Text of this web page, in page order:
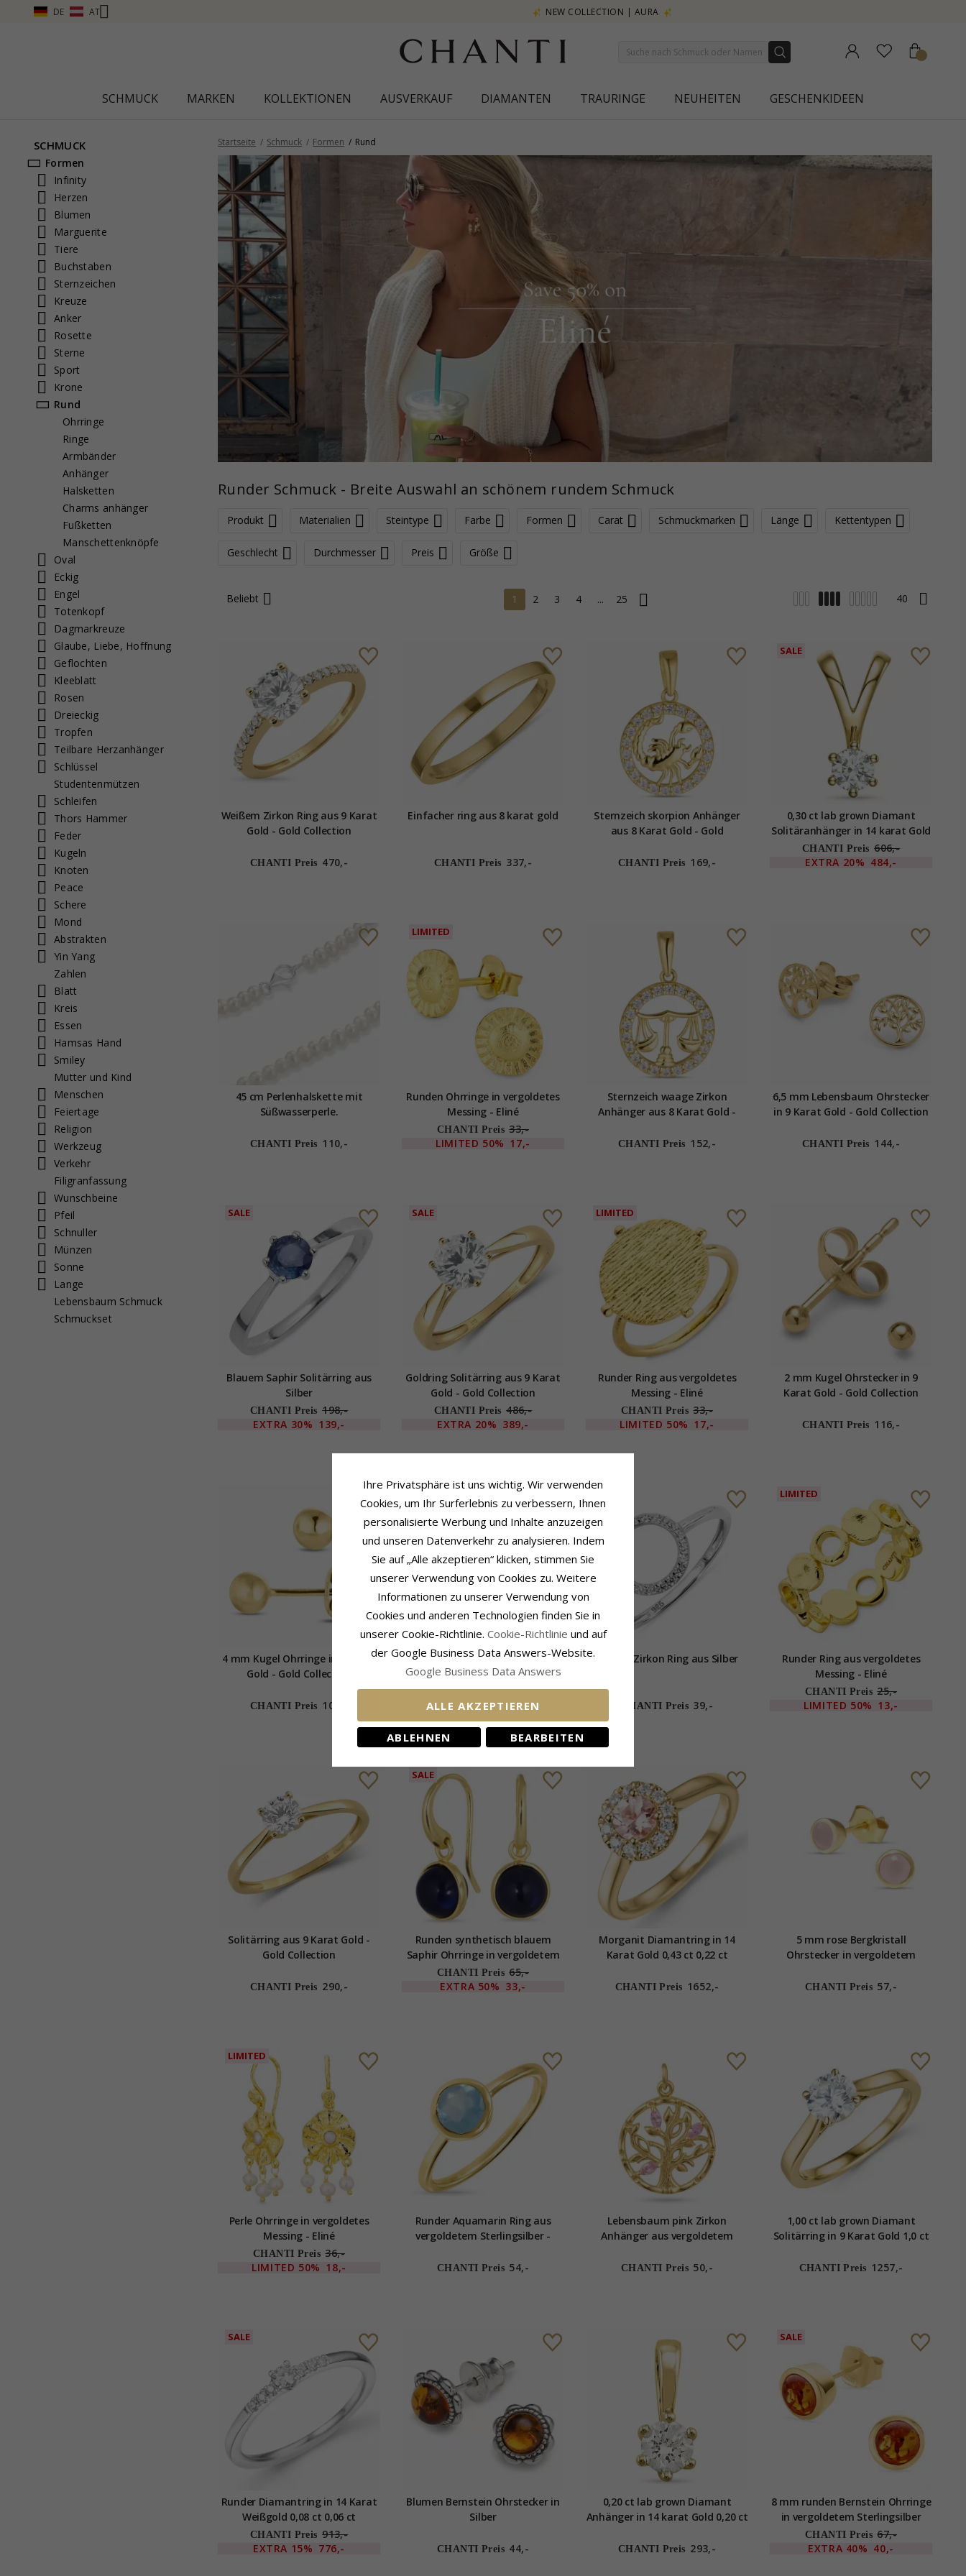
DE AT NEW COLLECTION | AURA
SCHMUCK MARKEN KOLLEKTIONEN AUSVERKAUF DIAMANTEN TRAURINGE NEUHEITEN GESCHENKIDEEN
SCHMUCK
Formen
Infinity
Herzen
Blumen
Marguerite
Tiere
Buchstaben
Sternzeichen
Kreuze
Anker
Rosette
Sterne
Sport
Krone
Rund
Ohrringe
Ringe
Armbänder
Anhänger
Halsketten
Charms anhänger
Fußketten
Manschettenknöpfe
Oval
Eckig
Engel
Totenkopf
Dagmarkreuze
Glaube, Liebe, Hoffnung
Geflochten
Kleeblatt
Rosen
Dreieckig
Tropfen
Teilbare Herzanhänger
Schlüssel
Studentenmützen
Schleifen
Thors Hammer
Feder
Kugeln
Knoten
Peace
Schere
Mond
Abstrakten
Yin Yang
Zahlen
Blatt
Kreis
Essen
Hamsas Hand
Smiley
Mutter und Kind
Menschen
Feiertage
Religion
Werkzeug
Verkehr
Filigranfassung
Wunschbeine
Pfeil
Schnuller
Münzen
Sonne
Lange
Lebensbaum Schmuck
Schmuckset
Startseite Schmuck Formen Rund
Runder Schmuck - Breite Auswahl an schönem rundem Schmuck
Produkt Materialien Steintype Farbe Formen Carat Schmuckmarken Länge Kettentypen
Geschlecht Durchmesser Preis Größe
Beliebt 1 2 3 4 ... 25
Weißem Zirkon Ring aus 9 Karat
Gold - Gold Collection
CHANTI Preis 470,-
Einfacher ring aus 8 karat gold
CHANTI Preis 337,-
Sternzeich skorpion Anhänger
aus 8 Karat Gold - Gold
CHANTI Preis 169,-
SALE
0,30 ct lab grown Diamant
Solitäranhänger in 14 karat Gold
0,30 ct
CHANTI Preis 606,-
EXTRA 20% 484,-
45 cm Perlenhalskette mit
Süßwasserperle.
CHANTI Preis 110,-
LIMITED
Runden Ohrringe in vergoldetes
Messing - Eliné
CHANTI Preis 33,-
LIMITED 50% 17,-
Sternzeich waage Zirkon
Anhänger aus 8 Karat Gold -
CHANTI Preis 152,-
6,5 mm Lebensbaum Ohrstecker
in 9 Karat Gold - Gold Collection
CHANTI Preis 144,-
SALE
Blauem Saphir Solitärring aus
Silber
CHANTI Preis 198,-
EXTRA 30% 139,-
SALE
Goldring Solitärring aus 9 Karat
Gold - Gold Collection
CHANTI Preis 486,-
EXTRA 20% 389,-
LIMITED
Runder Ring aus vergoldetes
Messing - Eliné
CHANTI Preis 33,-
LIMITED 50% 17,-
2 mm Kugel Ohrstecker in 9
Karat Gold - Gold Collection
CHANTI Preis 116,-
4 mm Kugel Ohrringe in 9 Karat
Gold - Gold Collection
CHANTI Preis 108,-
LIMITED
Ohrringe in vergoldetes Messing
- Eliné
CHANTI Preis 39,-
LIMITED 70% 12,-
Runder Zirkon Ring aus Silber
CHANTI Preis 39,-
LIMITED
Runder Ring aus vergoldetes
Messing - Eliné
CHANTI Preis 25,-
LIMITED 50% 13,-
Solitärring aus 9 Karat Gold -
Gold Collection
CHANTI Preis 290,-
SALE
Runden synthetisch blauem
Saphir Ohrringe in vergoldetem
Silber - Loom Stones
CHANTI Preis 65,-
EXTRA 50% 33,-
Morganit Diamantring in 14
Karat Gold 0,43 ct 0,22 ct
CHANTI Preis 1652,-
5 mm rose Bergkristall
Ohrstecker in vergoldetem
CHANTI Preis 57,-
LIMITED
Perle Ohrringe in vergoldetes
Messing - Eliné
CHANTI Preis 36,-
LIMITED 50% 18,-
Runder Aquamarin Ring aus
vergoldetem Sterlingsilber -
CHANTI Preis 54,-
Lebensbaum pink Zirkon
Anhänger aus vergoldetem
CHANTI Preis 50,-
1,00 ct lab grown Diamant
Solitärring in 9 Karat Gold 1,0 ct
CHANTI Preis 1257,-
SALE
Runder Diamantring in 14 Karat
Weißgold 0,08 ct 0,06 ct
CHANTI Preis 913,-
EXTRA 15% 776,-
Blumen Bernstein Ohrstecker in
Silber
CHANTI Preis 44,-
0,20 ct lab grown Diamant
Anhänger in 14 karat Gold 0,20 ct
CHANTI Preis 293,-
SALE
8 mm runden Bernstein Ohrringe
in vergoldetem Sterlingsilber
CHANTI Preis 67,-
EXTRA 40% 40,-
Ihre Privatsphäre ist uns wichtig. Wir verwenden
Cookies, um Ihr Surferlebnis zu verbessern, Ihnen
personalisierte Werbung und Inhalte anzuzeigen
und unseren Datenverkehr zu analysieren. Indem
Sie auf „Alle akzeptieren“ klicken, stimmen Sie
unserer Verwendung von Cookies zu. Weitere
Informationen zu unserer Verwendung von
Cookies und anderen Technologien finden Sie in
unserer Cookie-Richtlinie. Cookie-Richtlinie und auf
der Google Business Data Answers-Website.
Google Business Data Answers
ALLE AKZEPTIEREN
ABLEHNEN BEARBEITEN